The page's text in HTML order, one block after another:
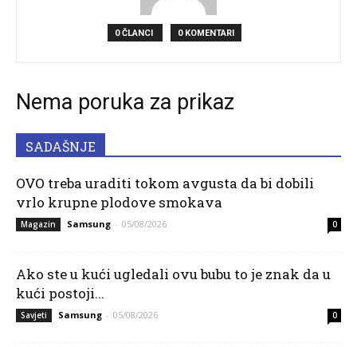
0 ČLANCI 0 KOMENTARI
Nema poruka za prikaz
SADAŠNJE
OVO treba uraditi tokom avgusta da bi dobili
vrlo krupne plodove smokava
Magazin Samsung - 05/08/2026 0
Ako ste u kući ugledali ovu bubu to je znak da u
kući postoji...
Savjeti Samsung - 05/08/2026 0